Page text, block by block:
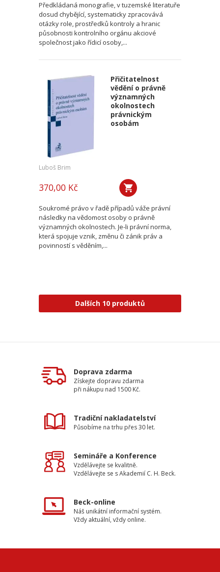
Předkládaná monografie, v tuzemské literatuře
dosud chybějící, systematicky zpracovává
otázky role, prostředků kontroly a hranic
působnosti kontrolního orgánu akciové
společnost jako řídicí osoby,...
Přičitatelnost
vědění o právně
významných
okolnostech
právnickým
osobám
Luboš Brim
370,00 Kč
Soukromé právo v řadě případů váže právní
následky na vědomost osoby o právně
významných okolnostech. Je-li právní norma,
která spojuje vznik, změnu či zánik práv a
povinností s věděním,...
Dalších 10 produktů
Doprava zdarma
Získejte dopravu zdarma
při nákupu nad 1500 Kč.
Tradiční nakladatelství
Působíme na trhu přes 30 let.
Semináře a Konference
Vzdělávejte se kvalitně.
Vzdělávejte se s Akademií C. H. Beck.
Beck-online
Náš unikátní informační systém.
Vždy aktuální, vždy online.